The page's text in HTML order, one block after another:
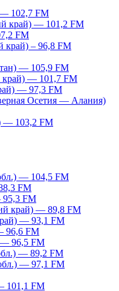
— 102,7 FM
край) — 101,2 FM
FM
край) – 96,8 FM
— 105,9 FM
край) — 101,7 FM
— 97,3 FM
Осетия — Алания)
— 103,2 FM
— 104,5 FM
FM
95,3 FM
край) — 89,8 FM
— 93,1 FM
96,6 FM
— 96,5 FM
— 89,2 FM
— 97,1 FM
101,1 FM